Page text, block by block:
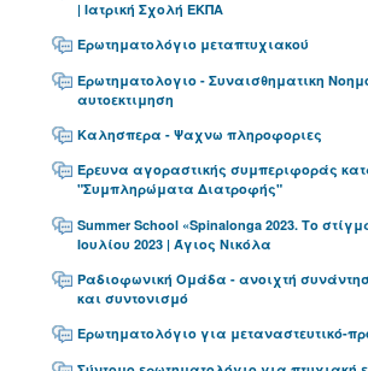
| Ιατρική Σχολή ΕΚΠΑ
Ερωτηματολόγιο μεταπτυχιακού
Ερωτηματολογιο - Συναισθηματικη
αυτοεκτιμηση
Καλησπερα - Ψαχνω πληροφοριες
Έρευνα αγοραστικής συμπεριφοράς
"Συμπληρώματα Διατροφής"
Summer School «Spinalonga 2023. Το
Ιουλίου 2023 | Άγιος Νικόλα
Ραδιοφωνική Ομάδα - ανοιχτή
και συντονισμό
Ερωτηματολόγιο για μεταναστευτικό-